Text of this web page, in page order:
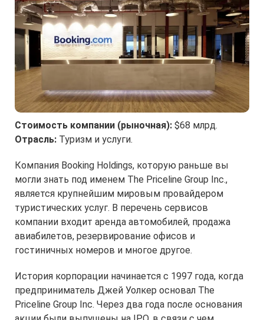
Стоимость компании (рыночная): $68 млрд.
Отрасль: Туризм и услуги.
Компания Booking Holdings, которую раньше вы
могли знать под именем The Priceline Group Inc.,
является крупнейшим мировым провайдером
туристических услуг. В перечень сервисов
компании входит аренда автомобилей, продажа
авиабилетов, резервирование офисов и
гостиничных номеров и многое другое.
История корпорации начинается с 1997 года, когда
предприниматель Джей Уолкер основал The
Priceline Group Inc. Через два года после основания